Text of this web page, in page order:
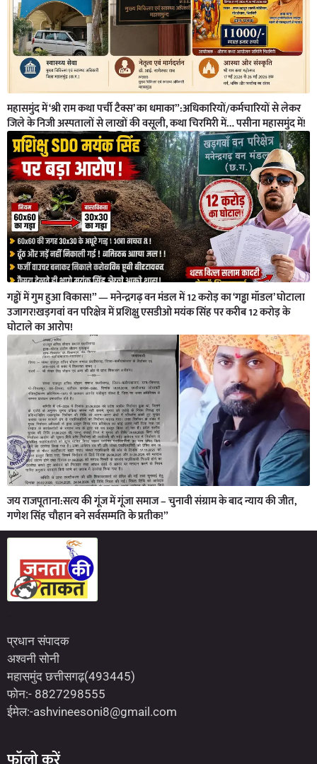
महासमुंद में ‘श्री राम कथा पर्ची टैक्स’ का धमाका”:अधिकारियों/कर्मचारियों से लेकर
जिले के निजी अस्पतालों से लाखों की वसूली, कथा चिरमिरी में… पसीना महासमुंद में!
गड्ढों में गुम हुआ विकास!” — मनेन्द्रगढ़ वन मंडल में 12 करोड़ का ‘गड्ढा मॉडल’ घोटाला
उजागर!खड़गवां वन परिक्षेत्र में प्रशिक्षु एसडीओ मयंक सिंह पर करीब 12 करोड़ के
घोटाले का आरोप!
जय राजपूताना:सत्य की गूंज में गूंजा समाज – चुनावी संग्राम के बाद न्याय की जीत,
गणेश सिंह चौहान बने सर्वसम्मति के प्रतीक!”
प्रधान संपादक
अश्वनी सोनी
महासमुंद छत्तीसगढ़(493445)
फोन:- 8827298555
ईमेल:-ashvineesoni8@gmail.com